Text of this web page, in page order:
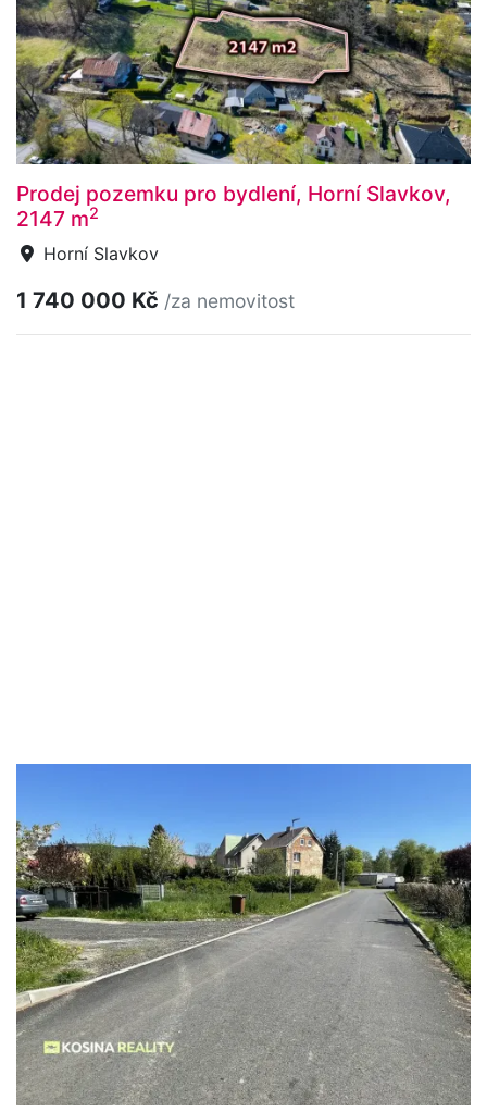
Prodej pozemku pro bydlení, Horní Slavkov,
2147 m2
Horní Slavkov
1 740 000 Kč /za nemovitost